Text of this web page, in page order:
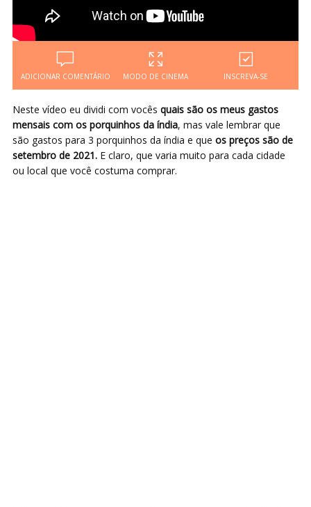
ADICIONAR COMENTÁRIO MODO DE CINEMA INSCREVA-SE
Neste vídeo eu dividi com vocês quais são os meus gastos
mensais com os porquinhos da índia, mas vale lembrar que
são gastos para 3 porquinhos da índia e que os preços são de
setembro de 2021. E claro, que varia muito para cada cidade
ou local que você costuma comprar.